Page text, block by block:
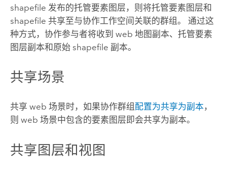
shapefile 发布的托管要素图层，则将托管要素图层和
shapefile 共享至与协作工作空间关联的群组。 通过这
种方式，协作参与者将收到 web 地图副本、托管要素
图层副本和原始 shapefile 副本。
共享场景
共享 web 场景时，如果协作群组 配置为共享为副本，
则 web 场景中包含的要素图层即会共享为副本。
共享图层和视图